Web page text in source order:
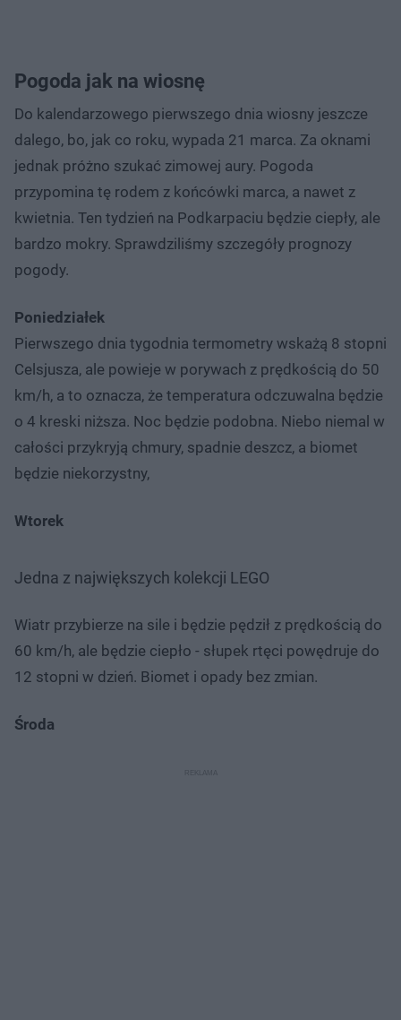
Pogoda jak na wiosnę
Do kalendarzowego pierwszego dnia wiosny jeszcze
dalego, bo, jak co roku, wypada 21 marca. Za oknami
jednak próżno szukać zimowej aury. Pogoda
przypomina tę rodem z końcówki marca, a nawet z
kwietnia. Ten tydzień na Podkarpaciu będzie ciepły, ale
bardzo mokry. Sprawdziliśmy szczegóły prognozy
pogody.
Poniedziałek
Pierwszego dnia tygodnia termometry wskażą 8 stopni
Celsjusza, ale powieje w porywach z prędkością do 50
km/h, a to oznacza, że temperatura odczuwalna będzie
o 4 kreski niższa. Noc będzie podobna. Niebo niemal w
całości przykryją chmury, spadnie deszcz, a biomet
będzie niekorzystny,
Wtorek
Jedna z największych kolekcji LEGO
Wiatr przybierze na sile i będzie pędził z prędkością do
60 km/h, ale będzie ciepło - słupek rtęci powędruje do
12 stopni w dzień. Biomet i opady bez zmian.
Środa